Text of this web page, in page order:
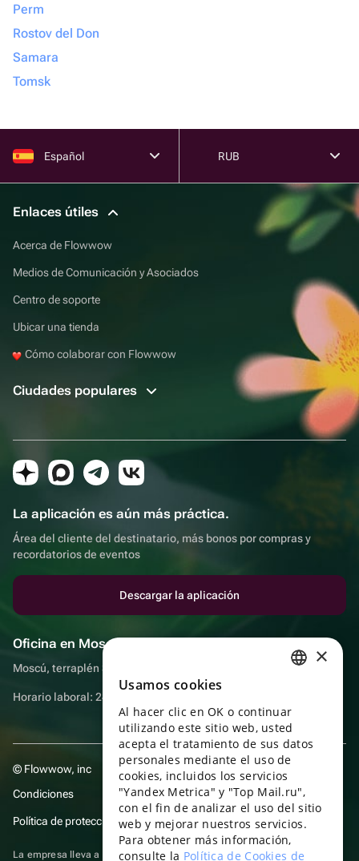
Perm
Rostov del Don
Samara
Tomsk
Español RUB
Enlaces útiles
Acerca de Flowwow
Medios de Comunicación y Asociados
Centro de soporte
Ubicar una tienda
Cómo colaborar con Flowwow
Ciudades populares
La aplicación es aún más práctica.
Área del cliente del destinatario, más bonos por compras y
recordatorios de eventos
Descargar la aplicación
Oficina en Moscú
Moscú, terraplén Sadovnicheskaya, 9, sala 2/3
Horario laboral: 24 horas
© Flowwow, inc
Condiciones
Política de protección y privacidad de datos
La empresa lleva a cabo su actividad en el ámbito de las TI: prestación
ENGLISH
UKRAINIAN
PORTUGUESE
SPANISH
HUNGARIAN
ITALIAN
×
Usamos cookies
Al hacer clic en OK o continuar
utilizando este sitio web, usted
acepta el tratamiento de sus datos
personales mediante el uso de
cookies, incluidos los servicios
"Yandex Metrica" y "Top Mail.ru",
con el fin de analizar el uso del sitio
web y mejorar nuestros servicios.
Para obtener más información,
consulte la Política de Cookies de